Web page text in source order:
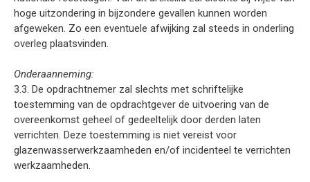
hoge uitzondering in bijzondere gevallen kunnen worden
afgeweken. Zo een eventuele afwijking zal steeds in onderling
overleg plaatsvinden.
Onderaanneming:
3.3. De opdrachtnemer zal slechts met schriftelijke
toestemming van de opdrachtgever de uitvoering van de
overeenkomst geheel of gedeeltelijk door derden laten
verrichten. Deze toestemming is niet vereist voor
glazenwasserwerkzaamheden en/of incidenteel te verrichten
werkzaamheden.